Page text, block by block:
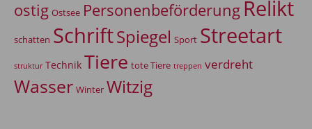
ostig Ostsee Personenbeförderung Relikt
schatten SchriftSpiegel Sport Streetart
struktur Technik Tiere tote Tiere treppen verdreht
Wasser Winter Witzig